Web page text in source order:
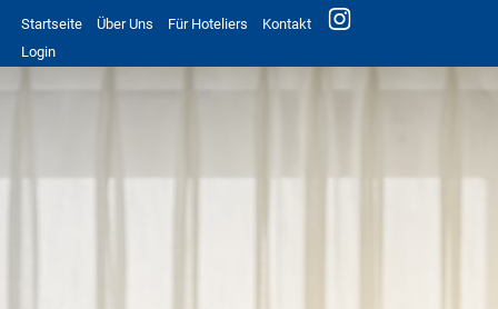
Startseite Über Uns Für Hoteliers
Kontakt
Login